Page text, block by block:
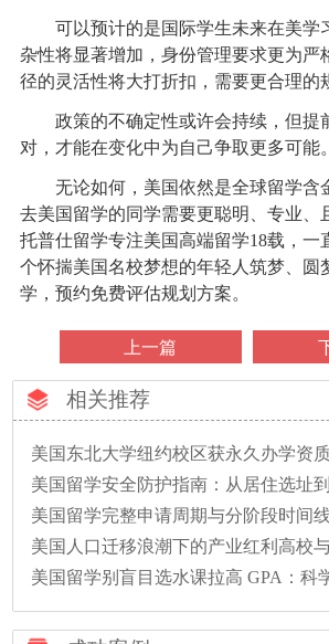
可以预计的是国际学生未来在美学
杂性将显著增加，身份管理要求更为严
径的灵活性将大打折扣，需要更合理的
政策的不确定性或许会持续，但提
对，才能在变化中为自己争取更多可能。
无论如何，美国依然是全球留学含
去美国留学的同学需要更聪明、专业、
托普仕留学专注美国高端留学18载，一
个怀揣美国名校梦想的年轻人筑梦、圆
学，预约免费评估规划方案。
上一篇
相关推荐
美国留学完整申请周期与分阶段时间